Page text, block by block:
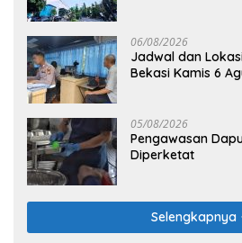
06/08/2026
Jadwal dan
Bekasi Kamis 6
05/08/2026
Pengawasan
Diperketat
Selengkapnya